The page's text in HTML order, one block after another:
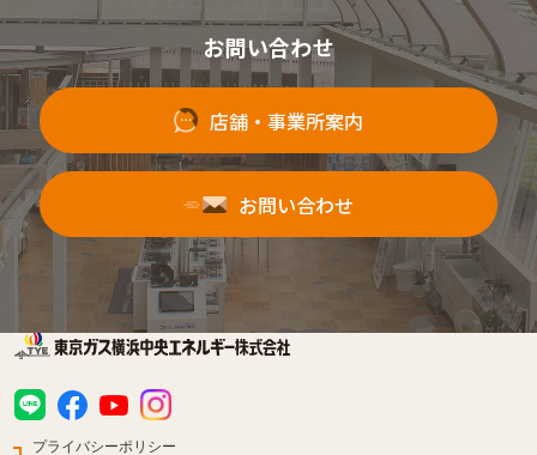
お問い合わせ
店舗・事業所案内
お問い合わせ
プライバシーポリシー